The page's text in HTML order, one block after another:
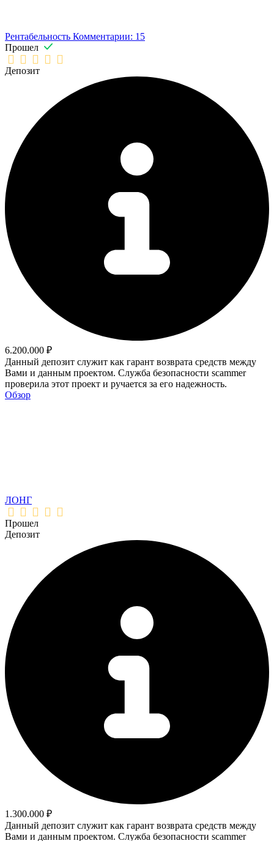
Рентабельность Комментарии: 15
Прошел
Депозит
6.200.000 ₽
Данный депозит служит как гарант возврата средств между
Вами и данным проектом. Служба безопасности scammer
проверила этот проект и ручается за его надежность.
Обзор
ЛОНГ
Прошел
Депозит
1.300.000 ₽
Данный депозит служит как гарант возврата средств между
Вами и данным проектом. Служба безопасности scammer